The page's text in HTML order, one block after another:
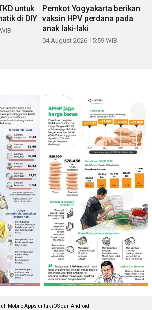
untuk
di DIY
Pemkot Yogyakarta berikan
vaksin HPV perdana pada
anak laki-laki
04 August 2026 15:59 WIB
Mobile Apps untuk iOS dan Android